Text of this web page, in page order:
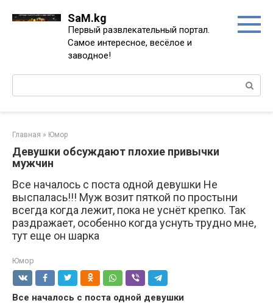
SaM.kg
Первый развлекательный портал.
Самое интересное, весёлое и
заводное!
Поиск:
Главная » Юмор
Девушки обсуждают плохие привычки
мужчин
Все началось с поста одной девушки Не
выспалась!!! Муж возит пяткой по простыни
всегда когда лежит, пока не уснёт крепко. Так
раздражает, особенно когда уснуть трудно мне,
тут еще он шарка
Юмор
Все началось с поста одной девушки